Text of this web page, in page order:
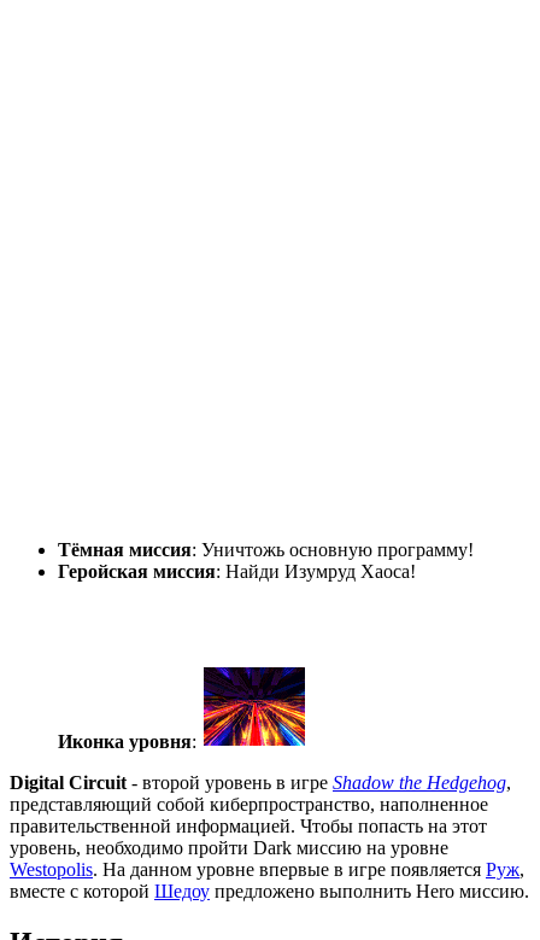
Тёмная миссия: Уничтожь основную программу!
Геройская миссия: Найди Изумруд Хаоса!
Иконка уровня:
Digital Circuit - второй уровень в игре Shadow the Hedgehog,
представляющий собой киберпространство, наполненное
правительственной информацией. Чтобы попасть на этот
уровень, необходимо пройти Dark миссию на уровне
Westopolis. На данном уровне впервые в игре появляется Руж,
вместе с которой Шедоу предложено выполнить Hero миссию.